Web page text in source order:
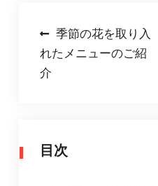
投
稿
ナ
ー
季節の花を取り入
れたメニューのご紹
介
目次